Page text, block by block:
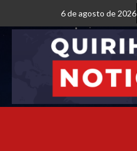
6 de agosto de 2026